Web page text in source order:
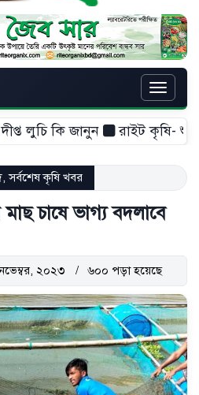
Toggle
লুচি কি জানুন রাইট কৃষি- শুধু
,সর্বশেষ কৃষি খবর
চাষে ভাগ্য বদলাবে
২০২৩ ৬০০ পড়া হয়েছে